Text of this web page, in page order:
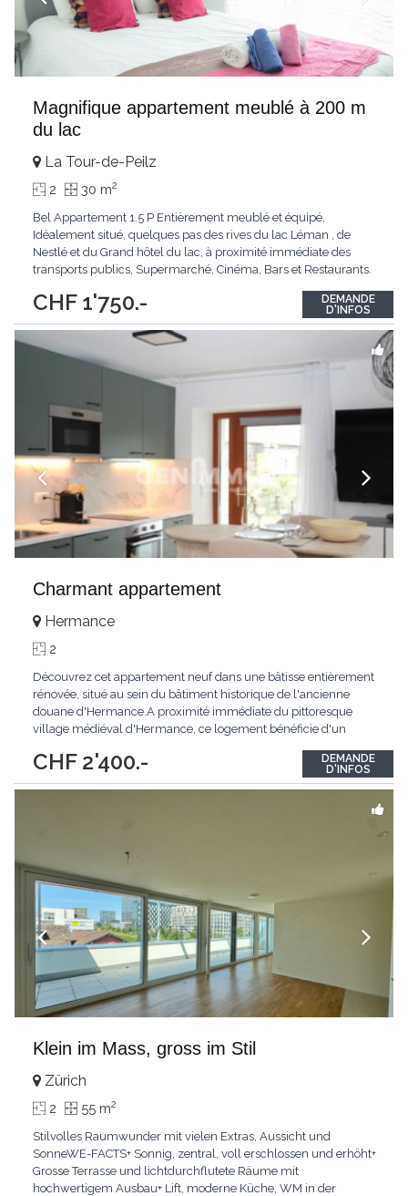
Magnifique appartement meublé à 200 m
du lac
CHF 1'750.-
La Tour-de-Peilz
2 30 m2
Bel Appartement 1.5 P Entièrement meublé et équipé,
Idéalement situé, quelques pas des rives du lac Léman , de
Nestlé et du Grand hôtel du lac, à proximité immédiate des
transports publics, Supermarché, Cinéma, Bars et Restaurants.
appareils de cuisine, lit double, TV, fibre optique, ascenseur.
Disposition ci dessous -...
DEMANDE
D'INFOS
Charmant appartement
CHF 2'400.-
Hermance
2
Découvrez cet appartement neuf dans une bâtisse entièrement
rénovée, situé au sein du bâtiment historique de l'ancienne
douane d'Hermance.A proximité immédiate du pittoresque
village médiéval d'Hermance, ce logement bénéficie d'un
bâtiment de l'ancienne douane, témoin du riche passé
historique de la région, profite d'un...
DEMANDE
D'INFOS
Klein im Mass, gross im Stil
Zürich
2 55 m2
Stilvolles Raumwunder mit vielen Extras, Aussicht und
SonneWE-FACTS+ Sonnig, zentral, voll erschlossen und erhöht+
Grosse Terrasse und lichtdurchflutete Räume mit
hochwertigem Ausbau+ Lift, moderne Küche, WM in der